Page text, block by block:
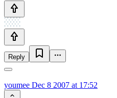
Reply
youmee Dec 8 2007 at 17:52